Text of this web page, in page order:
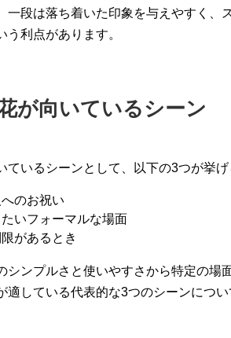
一段は落ち着いた印象を与えやすく、
利点があります。
が向いているシーン
ているシーンとして、以下の3つが挙げ
のお祝い
いフォーマルな場面
があるとき
シンプルさと使いやすさから特定の場
適している代表的な3つのシーンについ